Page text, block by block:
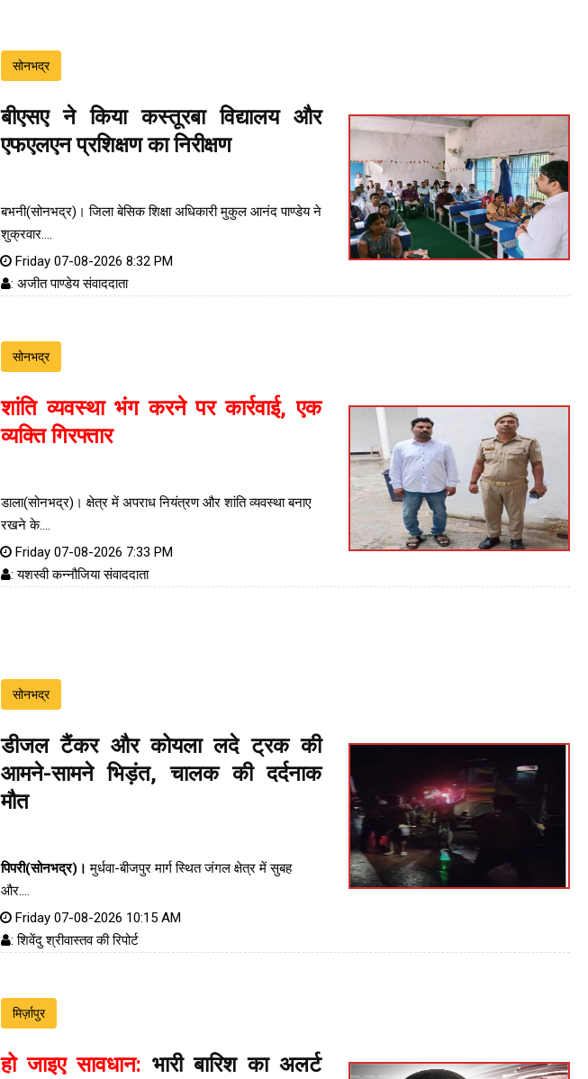
सोनभद्र
बीएसए ने किया कस्तूरबा विद्यालय और
एफएलएन प्रशिक्षण का निरीक्षण
बभनी(सोनभद्र)। जिला बेसिक शिक्षा अधिकारी मुकुल आनंद पाण्डेय ने
शुक्रवार....
Friday 07-08-2026 8:32 PM
: अजीत पाण्डेय संवाददाता
सोनभद्र
शांति व्यवस्था भंग करने पर कार्रवाई, एक
व्यक्ति गिरफ्तार
डाला(सोनभद्र)। क्षेत्र में अपराध नियंत्रण और शांति व्यवस्था बनाए
रखने के....
Friday 07-08-2026 7:33 PM
: यशस्वी कन्नौजिया संवाददाता
सोनभद्र
डीजल टैंकर और कोयला लदे ट्रक की
आमने-सामने भिड़ंत, चालक की दर्दनाक
मौत
पिपरी(सोनभद्र)। मुर्धवा-बीजपुर मार्ग स्थित जंगल क्षेत्र में सुबह
और....
Friday 07-08-2026 10:15 AM
: शिवेंदु श्रीवास्तव की रिपोर्ट
मिर्ज़ापुर
हो जाइए सावधान: भारी बारिश का अलर्ट